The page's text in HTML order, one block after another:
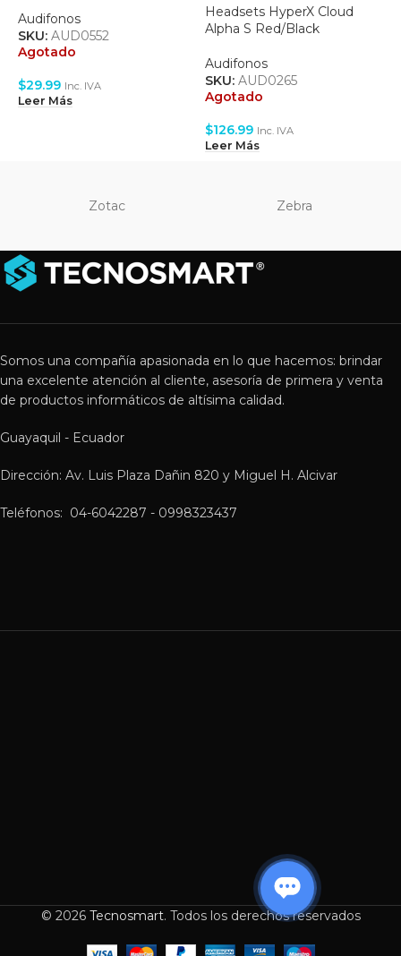
Audifonos
SKU: AUD0552
Agotado
$29.99 Inc. IVA
Leer Más
Headsets HyperX Cloud
Alpha S Red/Black
Audifonos
SKU: AUD0265
Agotado
$126.99 Inc. IVA
Leer Más
Zotac Zebra
Somos una compañía apasionada en lo que hacemos: brindar
una excelente atención al cliente, asesoría de primera y venta
de productos informáticos de altísima calidad.
Guayaquil - Ecuador
Dirección: Av. Luis Plaza Dañin 820 y Miguel H. Alcivar
Teléfonos: 04-6042287 - 0998323437
© 2026 Tecnosmart. Todos los derechos reservados